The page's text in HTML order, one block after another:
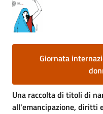
Giornata
Una raccolta di titoli di
all'emancipazione, diritti